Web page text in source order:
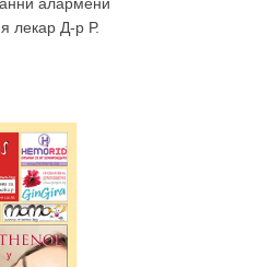
лекар Д-р Р.